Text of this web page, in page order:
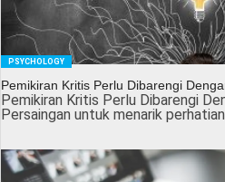
PSYCHOLOGY
Pemikiran Kritis Perlu Dibarengi
Pemikiran Kritis Perlu Dibarengi
Persaingan untuk menarik